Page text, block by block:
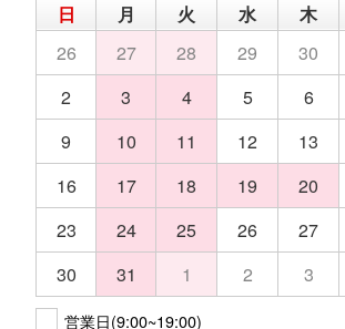
日 月 火 水 木
26
27 28 29 30
2
3 4 5 6
9
10 11 12 13
16
17 18 19 20
23
24 25 26 27
30
31 1 2 3
営業日(9:00~19:00)